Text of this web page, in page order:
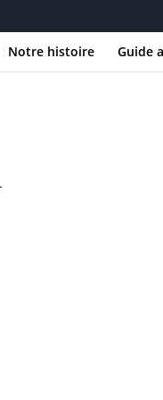
Notre histoire Guide